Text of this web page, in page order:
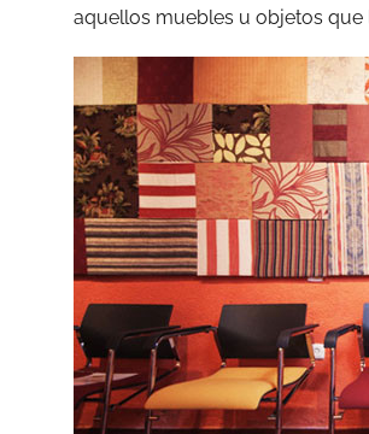
aquellos muebles u objetos que